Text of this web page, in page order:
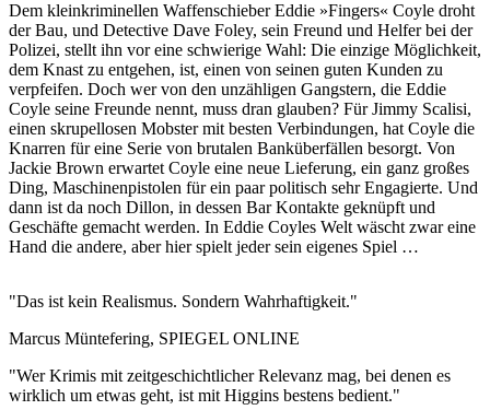
Dem kleinkriminellen Waffenschieber Eddie »Fingers« Coyle droht
der Bau, und Detective Dave Foley, sein Freund und Helfer bei der
Polizei, stellt ihn vor eine schwierige Wahl: Die einzige Möglichkeit,
dem Knast zu entgehen, ist, einen von seinen guten Kunden zu
verpfeifen. Doch wer von den unzähligen Gangstern, die Eddie
Coyle seine Freunde nennt, muss dran glauben? Für Jimmy Scalisi,
einen skrupellosen Mobster mit besten Verbindungen, hat Coyle die
Knarren für eine Serie von brutalen Banküberfällen besorgt. Von
Jackie Brown erwartet Coyle eine neue Lieferung, ein ganz großes
Ding, Maschinenpistolen für ein paar politisch sehr Engagierte. Und
dann ist da noch Dillon, in dessen Bar Kontakte geknüpft und
Geschäfte gemacht werden. In Eddie Coyles Welt wäscht zwar eine
Hand die andere, aber hier spielt jeder sein eigenes Spiel …
"Das ist kein Realismus. Sondern Wahrhaftigkeit."
Marcus Müntefering, SPIEGEL ONLINE
"Wer Krimis mit zeitgeschichtlicher Relevanz mag, bei denen es
wirklich um etwas geht, ist mit Higgins bestens bedient."